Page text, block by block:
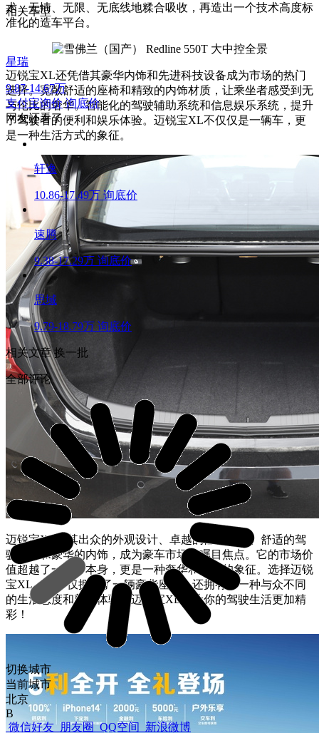
术，无情、无限、无底线地糅合吸收，再造出一个技术高度标
准化的造车平台。
迈锐宝XL还凭借其豪华内饰和先进科技设备成为市场的热门
选择。宽敞舒适的座椅和精致的内饰材质，让乘坐者感受到无
与伦比的奢华。智能化的驾驶辅助系统和信息娱乐系统，提升
了驾驶者的便利和娱乐体验。迈锐宝XL不仅仅是一辆车，更
是一种生活方式的象征。
迈锐宝XL以其出众的外观设计、卓越的性能表现、舒适的驾
驶体验和豪华的内饰，成为豪车市场的瞩目焦点。它的市场价
值超越了一辆车本身，更是一种奢华和品味的象征。选择迈锐
宝XL，你不仅拥有了一辆豪华座驾，还拥有了一种与众不同
的生活态度和尊贵体验。迈锐宝XL，让你的驾驶生活更加精
彩！
相关车型
星瑞
9.87-14.67万
支付宝询价 询底价
网友还看了
轩逸
10.86-17.49万 询底价
速腾
9.38-17.29万 询底价
思域
9.79-18.79万 询底价
相关文章换一批
全部评论
切换城市
当前城市
北京
B
微信好友 朋友圈 QQ空间 新浪微博